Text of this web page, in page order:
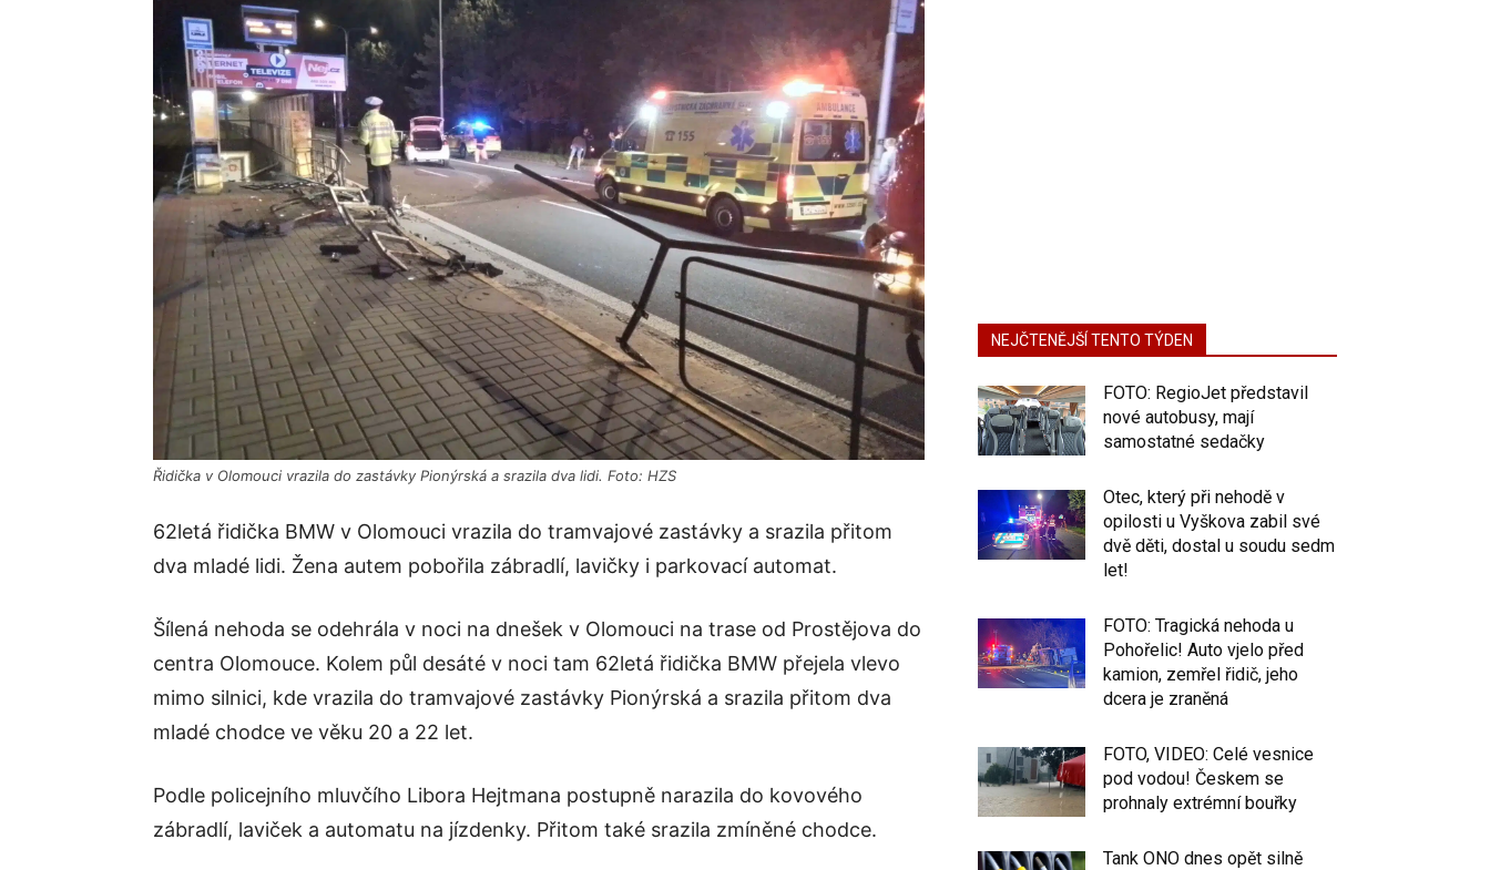
Řidička v Olomouci vrazila do zastávky Pionýrská a srazila dva lidi. Foto: HZS
62letá řidička BMW v Olomouci vrazila do tramvajové zastávky a srazila přitom
dva mladé lidi. Žena autem pobořila zábradlí, lavičky i parkovací automat.
Šílená nehoda se odehrála v noci na dnešek v Olomouci na trase od Prostějova do
centra Olomouce. Kolem půl desáté v noci tam 62letá řidička BMW přejela vlevo
mimo silnici, kde vrazila do tramvajové zastávky Pionýrská a srazila přitom dva
mladé chodce ve věku 20 a 22 let.
Podle policejního mluvčího Libora Hejtmana postupně narazila do kovového
zábradlí, laviček a automatu na jízdenky. Přitom také srazila zmíněné chodce.
NEJČTENĚJŠÍ TENTO TÝDEN
FOTO: RegioJet představil
nové autobusy, mají
samostatné sedačky
Otec, který při nehodě v
opilosti u Vyškova zabil své
dvě děti, dostal u soudu sedm
let!
FOTO: Tragická nehoda u
Pohořelic! Auto vjelo před
kamion, zemřel řidič, jeho
dcera je zraněná
FOTO, VIDEO: Celé vesnice
pod vodou! Českem se
prohnaly extrémní bouřky
Tank ONO dnes opět silně